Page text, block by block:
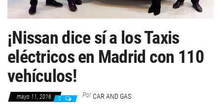
¡Nissan dice sí a los Taxis
eléctricos en Madrid con 110
vehículos!
mayo 11, 2016 0 Por CAR AND GAS